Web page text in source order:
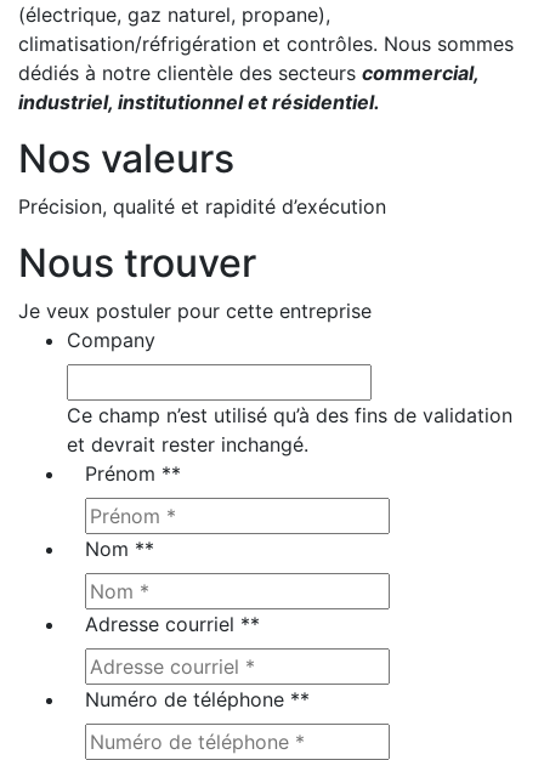
(électrique, gaz naturel, propane),
climatisation/réfrigération et contrôles. Nous sommes
dédiés à notre clientèle des secteurs commercial,
industriel, institutionnel et résidentiel.
Nos valeurs
Précision, qualité et rapidité d’exécution
Nous trouver
Je veux postuler pour cette entreprise
Company
Ce champ n’est utilisé qu’à des fins de validation
et devrait rester inchangé.
Prénom **
Nom **
Adresse courriel **
Numéro de téléphone **